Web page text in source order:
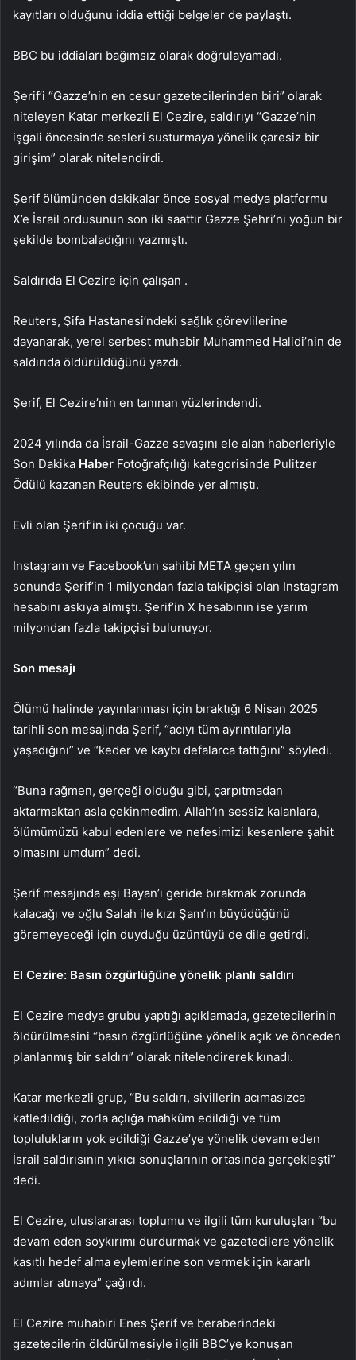
kayıtları olduğunu iddia ettiği belgeler de paylaştı.
BBC bu iddiaları bağımsız olarak doğrulayamadı.
Şerif’i “Gazze’nin en cesur gazetecilerinden biri” olarak
niteleyen Katar merkezli El Cezire, saldırıyı “Gazze’nin
işgali öncesinde sesleri susturmaya yönelik çaresiz bir
girişim” olarak nitelendirdi.
Şerif ölümünden dakikalar önce sosyal medya platformu
X’e İsrail ordusunun son iki saattir Gazze Şehri’ni yoğun bir
şekilde bombaladığını yazmıştı.
Saldırıda El Cezire için çalışan .
Reuters, Şifa Hastanesi’ndeki sağlık görevlilerine
dayanarak, yerel serbest muhabir Muhammed Halidi’nin de
saldırıda öldürüldüğünü yazdı.
Şerif, El Cezire’nin en tanınan yüzlerindendi.
2024 yılında da İsrail-Gazze savaşını ele alan haberleriyle
Son Dakika Haber Fotoğrafçılığı kategorisinde Pulitzer
Ödülü kazanan Reuters ekibinde yer almıştı.
Evli olan Şerif’in iki çocuğu var.
Instagram ve Facebook’un sahibi META geçen yılın
sonunda Şerif’in 1 milyondan fazla takipçisi olan Instagram
hesabını askıya almıştı. Şerif’in X hesabının ise yarım
milyondan fazla takipçisi bulunuyor.
Son mesajı
Ölümü halinde yayınlanması için bıraktığı 6 Nisan 2025
tarihli son mesajında Şerif, “acıyı tüm ayrıntılarıyla
yaşadığını” ve “keder ve kaybı defalarca tattığını” söyledi.
“Buna rağmen, gerçeği olduğu gibi, çarpıtmadan
aktarmaktan asla çekinmedim. Allah’ın sessiz kalanlara,
ölümümüzü kabul edenlere ve nefesimizi kesenlere şahit
olmasını umdum” dedi.
Şerif mesajında eşi Bayan’ı geride bırakmak zorunda
kalacağı ve oğlu Salah ile kızı Şam’ın büyüdüğünü
göremeyeceği için duyduğu üzüntüyü de dile getirdi.
El Cezire: Basın özgürlüğüne yönelik planlı saldırı
El Cezire medya grubu yaptığı açıklamada, gazetecilerinin
öldürülmesini “basın özgürlüğüne yönelik açık ve önceden
planlanmış bir saldırı” olarak nitelendirerek kınadı.
Katar merkezli grup, “Bu saldırı, sivillerin acımasızca
katledildiği, zorla açlığa mahkûm edildiği ve tüm
toplulukların yok edildiği Gazze’ye yönelik devam eden
İsrail saldırısının yıkıcı sonuçlarının ortasında gerçekleşti”
dedi.
El Cezire, uluslararası toplumu ve ilgili tüm kuruluşları “bu
devam eden soykırımı durdurmak ve gazetecilere yönelik
kasıtlı hedef alma eylemlerine son vermek için kararlı
adımlar atmaya” çağırdı.
El Cezire muhabiri Enes Şerif ve beraberindeki
gazetecilerin öldürülmesiyle ilgili BBC’ye konuşan